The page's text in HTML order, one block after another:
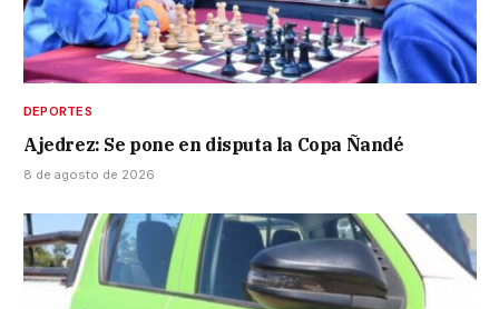
DEPORTES
Ajedrez: Se pone en disputa la Copa Ñandé
8 de agosto de 2026